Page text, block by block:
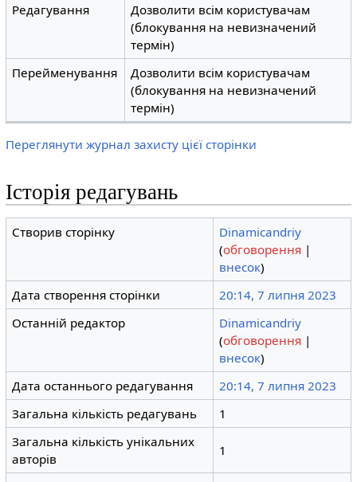
Редагування
Дозволити всім користувачам
(блокування на невизначений
термін)
Перейменування
Дозволити всім користувачам
(блокування на невизначений
термін)
Переглянути журнал захисту цієї сторінки
Історія редагувань
Створив сторінку
Dinamicandriy
(обговорення |
внесок)
Дата створення сторінки
20:14, 7 липня 2023
Останній редактор
Dinamicandriy
(обговорення |
внесок)
Дата останнього редагування
20:14, 7 липня 2023
Загальна кількість редагувань
1
Загальна кількість унікальних
авторів
1